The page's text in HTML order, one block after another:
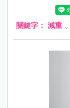
關鍵字： 減重 、